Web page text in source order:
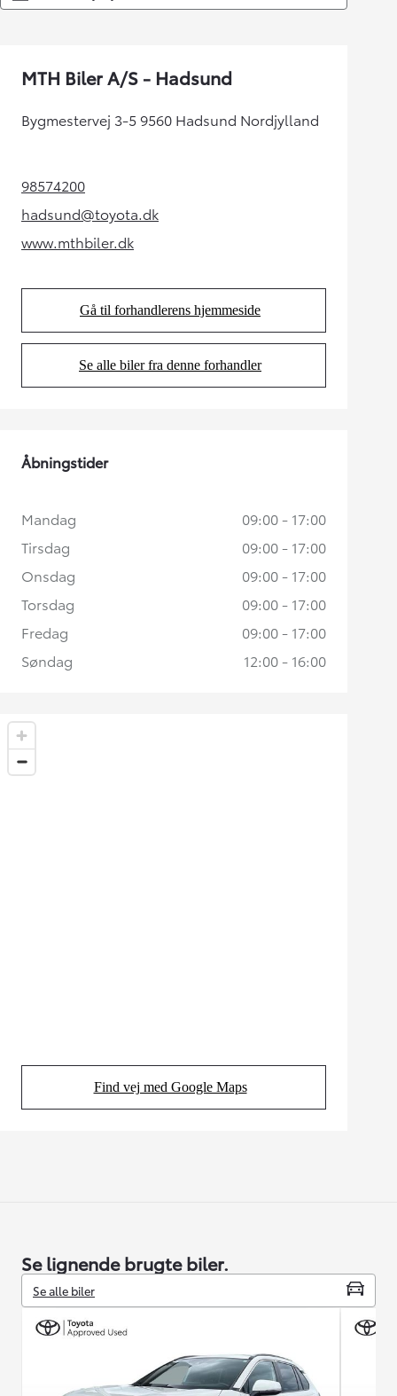
MTH Biler A/S - Hadsund
Bygmestervej 3-5 9560 Hadsund Nordjylland
98574200(Opens in new tab)
hadsund@toyota.dk
(Opens in new tab)
www.mthbiler.dk(Opens in new tab)
Gå til forhandlerens hjemmeside
(Opens in new tab)
Se alle biler fra denne forhandler
(Opens in new tab)
Find vej med Google Maps
(Opens in new tab)
Åbningstider
Mandag
09:00 - 17:00
Tirsdag
09:00 - 17:00
Onsdag
09:00 - 17:00
Torsdag
09:00 - 17:00
Fredag
09:00 - 17:00
Søndag
12:00 - 16:00
Se lignende brugte biler.
Se alle biler